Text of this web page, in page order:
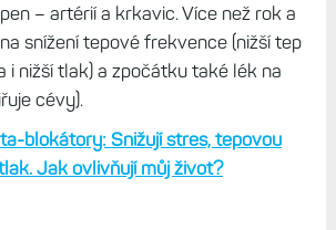
– artérií a krkavic. Více než rok a
snížení tepové frekvence (nižší tep
i nižší tlak) a zpočátku také lék na
cévy).
blokátory: Snižují stres, tepovou
Jak ovlivňují můj život?